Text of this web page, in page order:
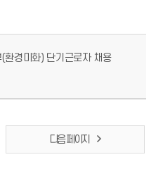
환경미화) 단기근로자 채용
다음 페이지